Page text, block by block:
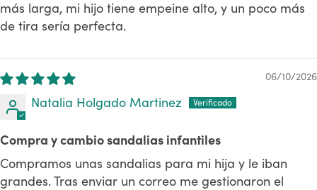
más larga, mi hijo tiene empeine alto, y un poco más
de tira sería perfecta.
06/10/2026
Natalia Holgado Martinez
Compra y cambio sandalias infantiles
Compramos unas sandalias para mi hija y le iban
grandes. Tras enviar un correo me gestionaron el